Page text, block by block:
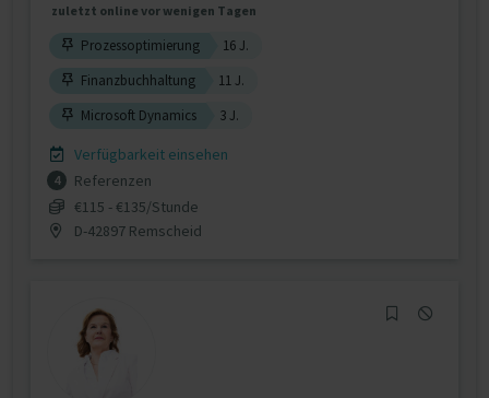
zuletzt online vor wenigen Tagen
Prozessoptimierung
16 J.
Finanzbuchhaltung
11 J.
Microsoft Dynamics
3 J.
Verfügbarkeit einsehen
4
Referenzen
€115 - €135/Stunde
D-42897 Remscheid